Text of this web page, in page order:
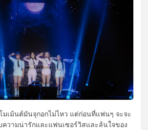
มเม้นต์มันจุกอกไม่ไหว แต่ก่อนที่แฟนๆ จะจะ
วามน่ารักและแฟนเซอร์วิสและล้นใจของ